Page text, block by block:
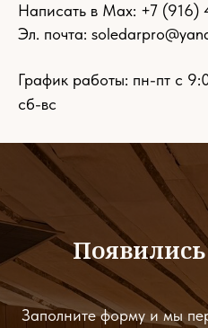
Написать в Max: +7
Эл. почта:
График работы: пн-пт с
сб-вс
Заполните форму и мы